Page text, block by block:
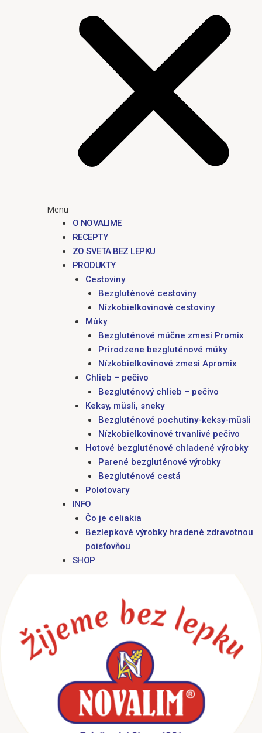
Menu
O NOVALIME
RECEPTY
ZO SVETA BEZ LEPKU
PRODUKTY
Cestoviny
Bezgluténové cestoviny
Nízkobielkovinové cestoviny
Múky
Bezgluténové múčne zmesi Promix
Prirodzene bezgluténové múky
Nízkobielkovinové zmesi Apromix
Chlieb – pečivo
Bezgluténový chlieb – pečivo
Keksy, müsli, sneky
Bezgluténové pochutiny-keksy-müsli
Nízkobielkovinové trvanlivé pečivo
Hotové bezgluténové chladené výrobky
Parené bezgluténové výrobky
Bezgluténové cestá
Polotovary
INFO
Čo je celiakia
Bezlepkové výrobky hradené zdravotnou
poisťovňou
SHOP